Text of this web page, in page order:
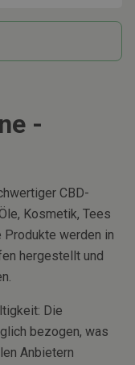
-
CBD-
Kosmetik, Tees
werden in
hergestellt und
Die
bezogen, was
Anbietern